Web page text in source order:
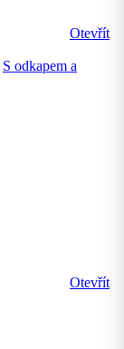
Otevřít
S odkapem a
Otevřít